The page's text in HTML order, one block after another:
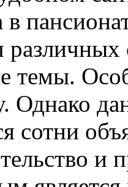
в
темы.
Однако
сотни